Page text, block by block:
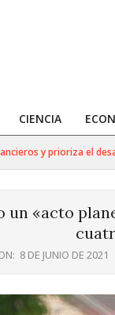
CIENCIA
y prioriza el
un «acto
8 DE JUNIO DE 2021